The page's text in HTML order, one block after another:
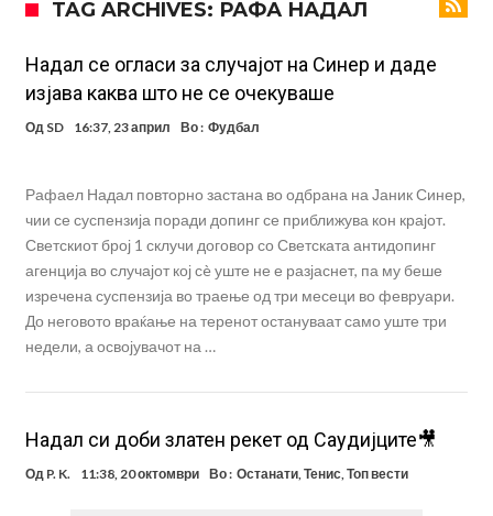
Прекините за хидрација станаа бизнис: ФИФА не планира да ги
укине
Француски судија обвинет за семејно насилство – му се заканува
18 месеци затвор
Ова никогаш не му се случило на Новак: Синер и Алкараз се
повлекуваат, а Зверев веднаш се „распадна“
Реал Мадрид донесе одлука: Eндрик заминува во Премиер
трите нови правила за успех
Целосна војна: Барса го растура најважниот летен трансфер на
Атлетико?!
TAG ARCHIVES: РАФА НАДАЛ
Надал се огласи за случајот на Синер и даде
изјава каква што не се очекуваше
Од SD 16:37, 23 април Во : Фудбал
Рафаел Надал повторно застана во одбрана на Јаник Синер,
чии се суспензија поради допинг се приближува кон крајот.
Светскиот број 1 склучи договор со Светската антидопинг
агенција во случајот кој сè уште не е разјаснет, па му беше
изречена суспензија во траење од три месеци во февруари.
До неговото враќање на теренот остануваат само уште три
недели, а освојувачот на …
Надал си доби златен рекет од Саудијците🎥
Од P. K. 11:38, 20 октомври Во : Останати, Тенис, Топ вести